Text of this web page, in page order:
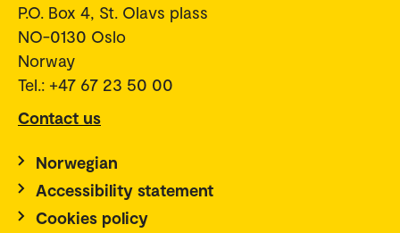
P.O. Box 4, St. Olavs plass
NO-0130 Oslo
Norway
Tel.: +47 67 23 50 00
Contact us
Norwegian
Accessibility statement
Cookies policy